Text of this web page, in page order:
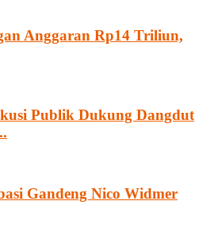
Anggaran Rp14 Triliun,
Publik Dukung Dangdut
Gandeng Nico Widmer